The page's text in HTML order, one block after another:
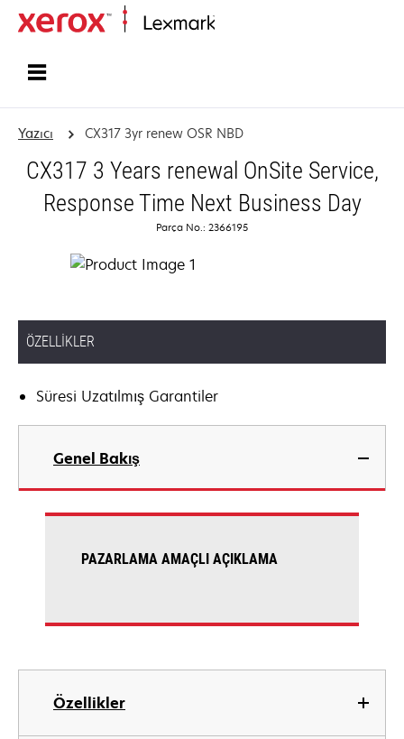
Yazıcı CX317 3yr renew OSR NBD
CX317 3 Years renewal OnSite Service,
Response Time Next Business Day
Parça No.: 2366195
ÖZELLIKLER
Süresi Uzatılmış Garantiler
Genel Bakış
Özellikler
PAZARLAMA AMAÇLI AÇIKLAMA